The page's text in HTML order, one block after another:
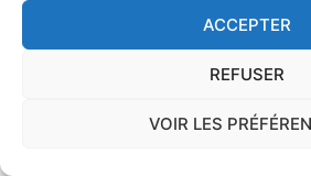
ACCEPTER
REFUSER
VOIR LES
risques pour ma